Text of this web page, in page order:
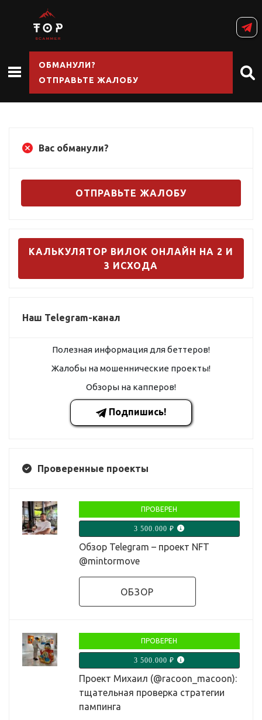
ОБМАНУЛИ?
ОТПРАВЬТЕ ЖАЛОБУ
Вас обманули?
ОТПРАВЬТЕ ЖАЛОБУ
КАЛЬКУЛЯТОР ВИЛОК ОНЛАЙН НА 2 И
3 ИСХОДА
Наш Telegram-канал
Полезная информация для беттеров!
Жалобы на мошеннические проекты!
Обзоры на капперов!
Подпишись!
Проверенные проекты
ПРОВЕРЕН
3 500.000 ₽
Обзор Telegram – проект NFT
@mintormove
ОБЗОР
ПРОВЕРЕН
3 500.000 ₽
Проект Михаил (@racoon_macoon):
тщательная проверка стратегии
пампинга